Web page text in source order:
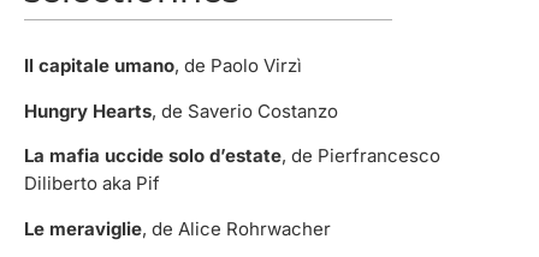
Il capitale umano, de Paolo Virzì
Hungry Hearts, de Saverio Costanzo
La mafia uccide solo d’estate, de Pierfrancesco
Diliberto aka Pif
Le meraviglie, de Alice Rohrwacher